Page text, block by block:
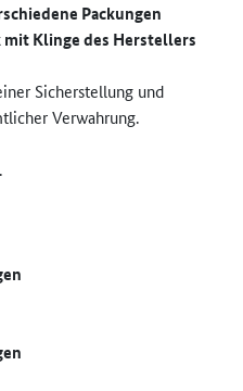
Packungen
Klinge des Herstellers
Sicherstellung und
Verwahrung.